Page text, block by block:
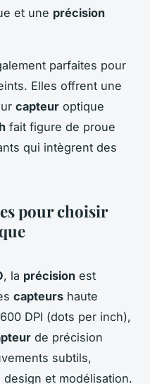
et une précision
parfaites pour
Elles offrent une
capteur optique
fait figure de proue
qui intègrent des
pour choisir
, la précision est
capteurs haute
DPI (dots per inch),
de précision
subtils,
et modélisation.